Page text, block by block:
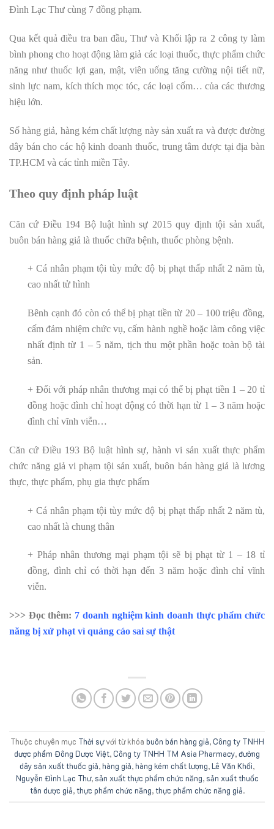
Đình Lạc Thư cùng 7 đồng phạm.
Qua kết quả điều tra ban đầu, Thư và Khối lập ra 2 công ty làm
bình phong cho hoạt động làm giả các loại thuốc, thực phẩm chức
năng như thuốc lợi gan, mật, viên uống tăng cường nội tiết nữ,
sinh lực nam, kích thích mọc tóc, các loại cốm… của các thương
hiệu lớn.
Số hàng giả, hàng kém chất lượng này sản xuất ra và được đường
dây bán cho các hộ kinh doanh thuốc, trung tâm dược tại địa bàn
TP.HCM và các tỉnh miền Tây.
Theo quy định pháp luật
Căn cứ Điều 194 Bộ luật hình sự 2015 quy định tội sản xuất,
buôn bán hàng giả là thuốc chữa bệnh, thuốc phòng bệnh.
+ Cá nhân phạm tội tùy mức độ bị phạt thấp nhất 2 năm tù,
cao nhất tử hình
Bênh cạnh đó còn có thể bị phạt tiền từ 20 – 100 triệu đồng,
cấm đảm nhiệm chức vụ, cấm hành nghề hoặc làm công việc
nhất định từ 1 – 5 năm, tịch thu một phần hoặc toàn bộ tài
sản.
+ Đối với pháp nhân thương mại có thể bị phạt tiền 1 – 20 tỉ
đồng hoặc đình chỉ hoạt động có thời hạn từ 1 – 3 năm hoặc
đình chỉ vĩnh viễn…
Căn cứ Điều 193 Bộ luật hình sự, hành vi sản xuất thực phẩm
chức năng giả vi phạm tội sản xuất, buôn bán hàng giả là lương
thực, thực phẩm, phụ gia thực phẩm
+ Cá nhân phạm tội tùy mức độ bị phạt thấp nhất 2 năm tù,
cao nhất là chung thân
+ Pháp nhân thương mại phạm tội sẽ bị phạt từ 1 – 18 tỉ
đồng, đình chỉ có thời hạn đến 3 năm hoặc đình chỉ vĩnh
viễn.
>>> Đọc thêm: 7 doanh nghiệm kinh doanh thực phẩm chức
năng bị xử phạt vì quảng cáo sai sự thật
Thuộc chuyên mục Thời sựvới từ khóa buôn bán hàng giả,Công ty TNHH
dược phẩm Đông Dược Việt,Công ty TNHH TM Asia Pharmacy,đường
dây sản xuất thuốc giả,hàng giả,hàng kém chất lượng,Lê Văn Khối,
Nguyễn Đình Lạc Thư, sản xuất thực phẩm chức năng, sản xuất thuốc
tân dược giả,thực phẩm chức năng,thực phẩm chức năng giả.